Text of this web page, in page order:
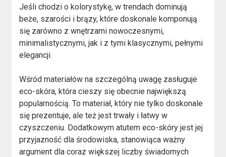
Jeśli chodzi o kolorystykę, w trendach dominują
beże, szarości i brązy, które doskonale komponują
się zarówno z wnętrzami nowoczesnymi,
minimalistycznymi, jak i z tymi klasycznymi, pełnymi
elegancji.
Wśród materiałów na szczególną uwagę zasługuje
eco-skóra, która cieszy się obecnie największą
popularnością. To materiał, który nie tylko doskonale
się prezentuje, ale też jest trwały i łatwy w
czyszczeniu. Dodatkowym atutem eco-skóry jest jej
przyjazność dla środowiska, stanowiąca ważny
argument dla coraz większej liczby świadomych